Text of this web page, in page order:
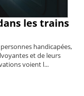
les trains
handicapées,
et de leurs
voient l...